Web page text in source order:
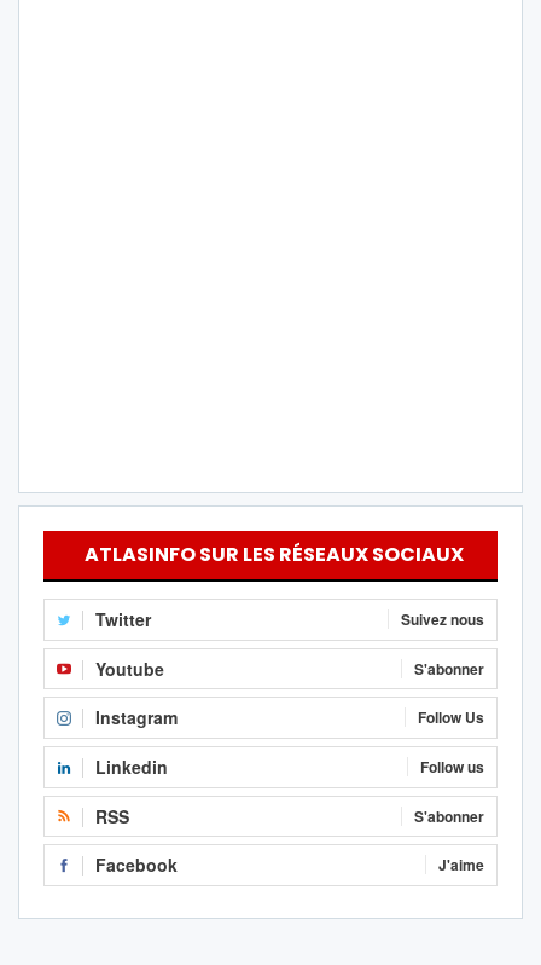
ATLASINFO SUR LES RÉSEAUX SOCIAUX
Twitter Suivez nous
Youtube S'abonner
Instagram Follow Us
Linkedin Follow us
RSS S'abonner
Facebook J'aime